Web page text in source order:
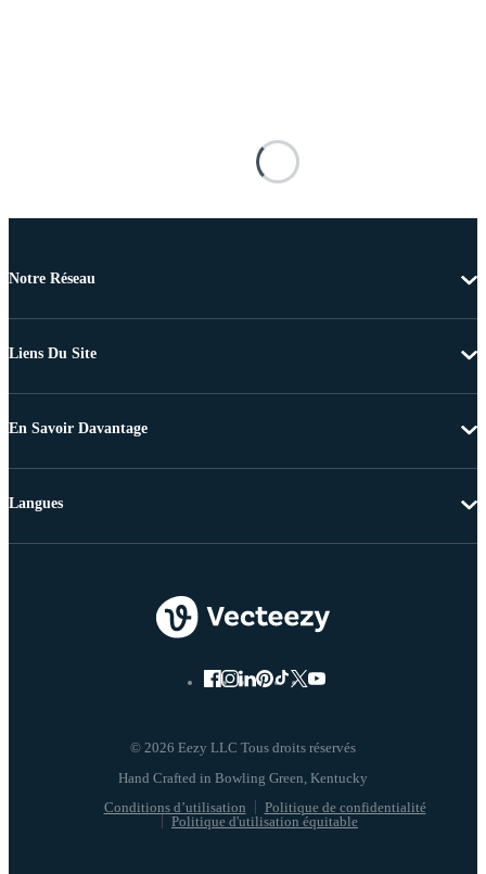
Notre Réseau
Liens Du Site
En Savoir Davantage
© 2026 Eezy LLC Tous droits réservés
Conditions d’utilisation
Politique de confidentialité
Politique d'utilisation équitable
Langues